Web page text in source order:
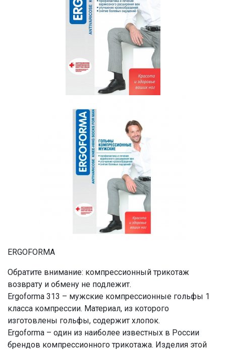
ERGOFORMA
Обратите внимание: компрессионный трикотаж
возврату и обмену не подлежит.
Ergoforma 313 – мужские компрессионные гольфы 1
класса компрессии. Материал, из которого
изготовлены гольфы, содержит хлопок.
Ergoforma – один из наиболее известных в России
брендов компрессионного трикотажа. Изделия этой